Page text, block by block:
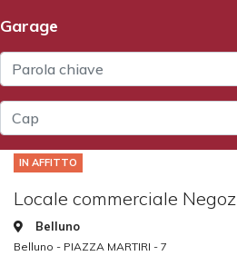
Garage
IN AFFITTO
Locale commerciale
Belluno
Belluno - PIAZZA MARTIRI - 7